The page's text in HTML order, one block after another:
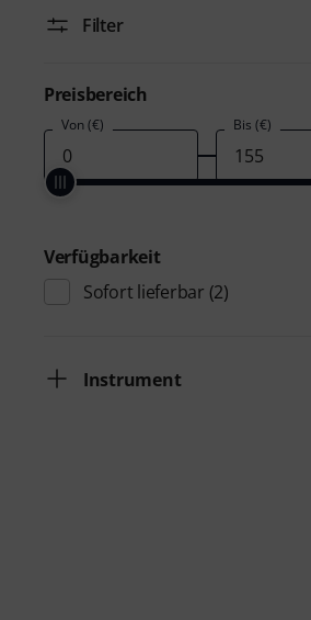
Filter
Preisbereich
Von (€) Bis (€)
Verfügbarkeit
Sofort lieferbar (2)
Instrument